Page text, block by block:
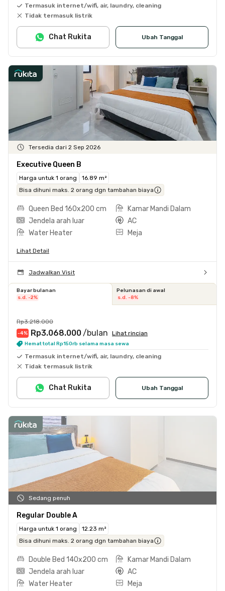
Termasuk internet/wifi, air, laundry, cleaning
Tidak termasuk listrik
Ubah Tanggal
Chat Rukita
Tersedia dari 2 Sep 2026
Executive Queen B
Harga untuk 1 orang
16.89 m²
Bisa dihuni maks. 2 orang dgn tambahan biaya
Queen Bed 160x200 cm
Kamar Mandi Dalam
Jendela arah luar
AC
Water Heater
Meja
Lihat Detail
Jadwalkan Visit
Bayar bulanan
s.d. -2%
Pelunasan di awal
s.d. -8%
Rp3.218.000
-4% Rp3.068.000 /bulan Lihat rincian
Hemat total Rp150rb selama masa sewa
Termasuk internet/wifi, air, laundry, cleaning
Tidak termasuk listrik
Ubah Tanggal
Chat Rukita
Sedang penuh
Regular Double A
Harga untuk 1 orang
12.23 m²
Bisa dihuni maks. 2 orang dgn tambahan biaya
Double Bed 140x200 cm
Kamar Mandi Dalam
Jendela arah luar
AC
Water Heater
Meja